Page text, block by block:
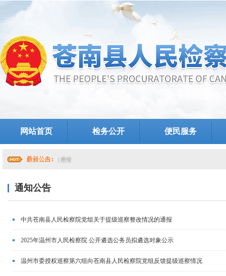
网站首页 检务公开 便民服务
级巡察整改情况的通报
通知公告
中共苍南县人民检察院党组关于提级巡察整改情况的通报
2025年温州市人民检察院 公开遴选公务员拟遴选对象公示
温州市委授权巡察第六组向苍南县人民检察院党组反馈提级巡察情况